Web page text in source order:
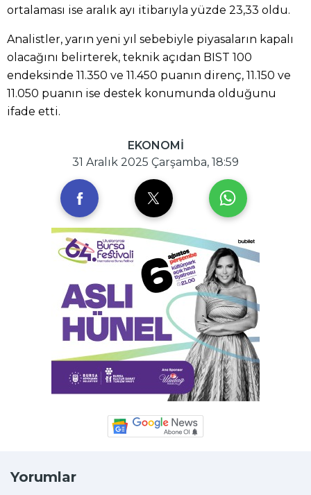
ortalaması ise aralık ayı itibarıyla yüzde 23,33 oldu.
Analistler, yarın yeni yıl sebebiyle piyasaların kapalı
olacağını belirterek, teknik açıdan BIST 100
endeksinde 11.350 ve 11.450 puanın direnç, 11.150 ve
11.050 puanın ise destek konumunda olduğunu
ifade etti.
EKONOMİ
31 Aralık 2025 Çarşamba, 18:59
Yorumlar